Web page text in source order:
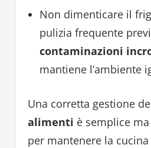
Non dimenticare il
pulizia frequente
contaminazioni
mantiene l’ambiente
Una corretta gestione
alimenti è semplice
per mantenere la